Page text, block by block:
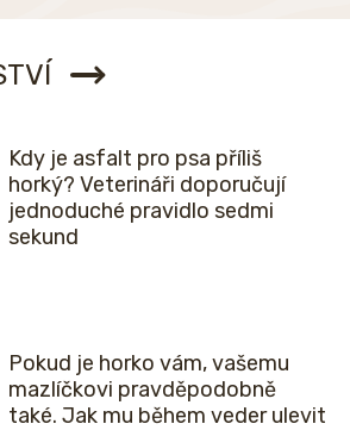
Kdy je asfalt pro psa příliš
horký? Veterináři doporučují
jednoduché pravidlo sedmi
sekund
Pokud je horko vám, vašemu
mazlíčkovi pravděpodobně
také. Jak mu během veder ulevit